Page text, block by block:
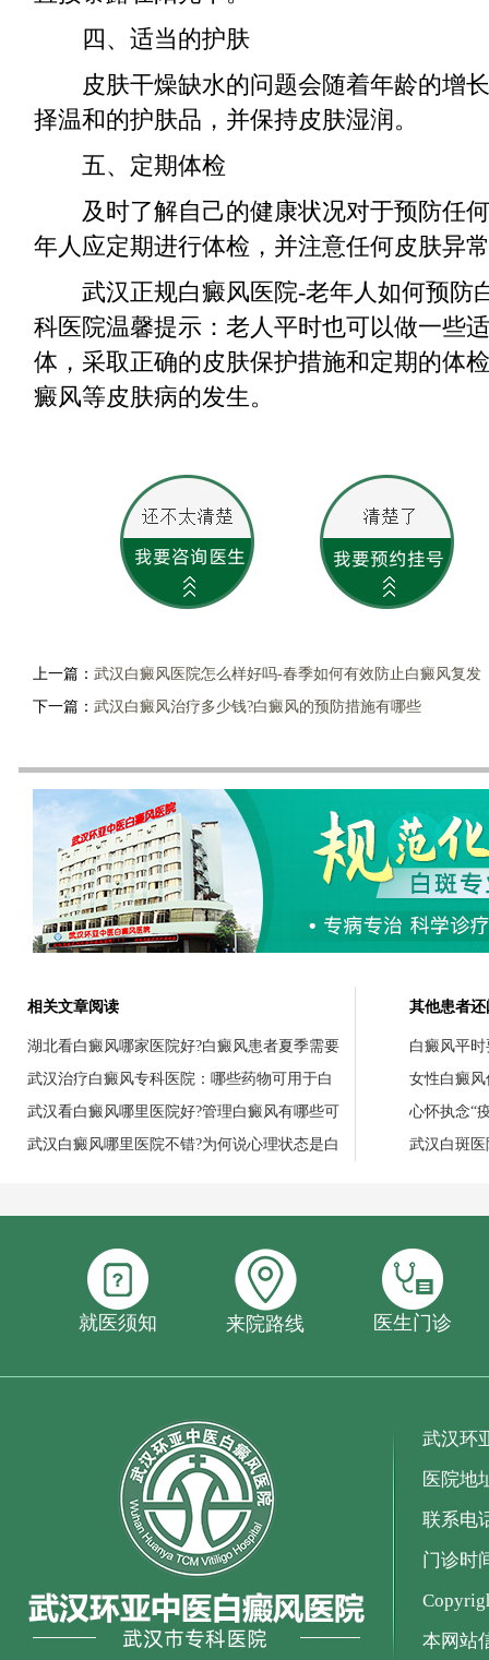
四、适当的护肤
皮肤干燥缺水的问题会随着年龄的增长
择温和的护肤品，并保持皮肤湿润。
五、定期体检
及时了解自己的健康状况对于预防任何
年人应定期进行体检，并注意任何皮肤异
武汉正规白癜风医院-老年人如何预防
科医院温馨提示：老人平时也可以做一些
体，采取正确的皮肤保护措施和定期的体
癜风等皮肤病的发生。
上一篇： 武汉白癜风医院怎么样好吗-春季如何有效防止白癜风复发
下一篇： 武汉白癜风治疗多少钱?白癜风的预防措施有哪些
相关文章阅读
湖北看白癜风哪家医院好?白癜风患者夏季需要
武汉治疗白癜风专科医院：哪些药物可用于白
武汉看白癜风哪里医院好?管理白癜风有哪些可
武汉白癜风哪里医院不错?为何说心理状态是白
其他患者
白癜风平
女性白癜
心怀执念“
武汉白斑
就医须知 来院路线 医生门诊
武汉环
医院地
联系电
门诊时
本网站